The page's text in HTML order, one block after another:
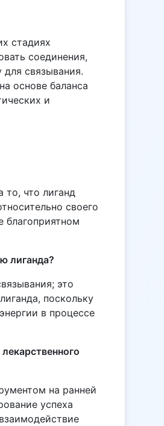
стадиях
соединения,
связывания.
основе баланса
и
то, что лиганд
своего
благоприятном
лиганда?
это
поскольку
в процессе
на ранней
успеха